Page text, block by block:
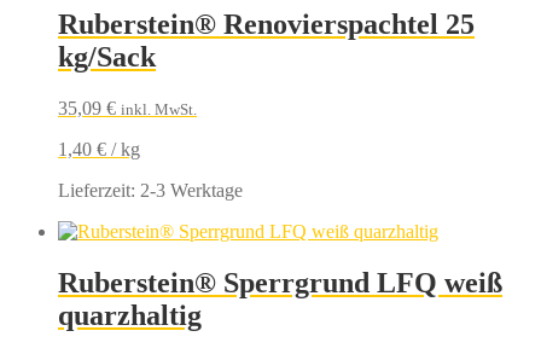
Ruberstein® Renovierspachtel 25
kg/Sack
35,09 € inkl. MwSt.
1,40 € /kg
Lieferzeit: 2-3 Werktage
Ruberstein® Sperrgrund LFQ weiß
quarzhaltig